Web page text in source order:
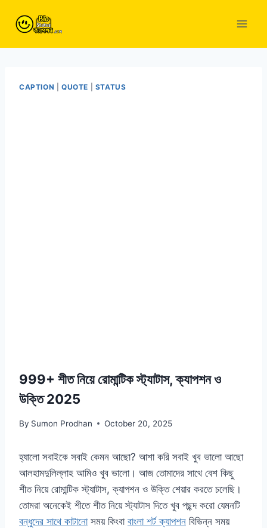
CAPTION QUOTE STATUS
999+ শীত নিয়ে রোমান্টিক স্ট্যাটাস, ক্যাপশন ও
উক্তি 2025
By Sumon Prodhan October 20, 2025
হ্যালো সবাইকে সবাই কেমন আছো? আশা করি সবাই খুব ভালো আছো
আলহামদুলিল্লাহ আমিও খুব ভালো। আজ তোমাদের সাথে বেশ কিছু
শীত নিয়ে রোমান্টিক স্ট্যাটাস, ক্যাপশন ও উক্তি শেয়ার করতে চলেছি।
তোমরা অনেকেই শীতে শীত নিয়ে স্ট্যাটাস দিতে খুব পছন্দ করো যেমনটি
বন্ধুদের সাথে কাটানোসময় কিংবা বাংলা শর্ট ক্যাপশন বিভিন্ন সময়